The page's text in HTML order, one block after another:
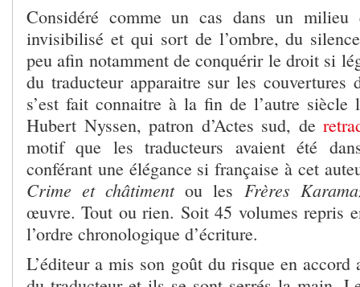
Considéré comme un cas dans un milieu
invisibilisé et qui sort de l’ombre, du
peu afin notamment de conquérir le droit si
du traducteur apparaitre sur les couvertures
s’est fait connaitre à la fin de l’autre siècle
Hubert Nyssen, patron d’Actes sud, de
motif que les traducteurs avaient été
conférant une élégance si française à cet
Crime et châtimentou les Frères
œuvre. Tout ou rien. Soit 45 volumes repris
l’ordre chronologique d’écriture.
L’éditeur a mis son goût du risque en